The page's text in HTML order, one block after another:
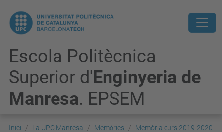
Escola Politècnica
Superior d'Enginyeria de
Manresa. EPSEM
Inici La UPC Manresa Memòries
Memòria curs 2019-2020